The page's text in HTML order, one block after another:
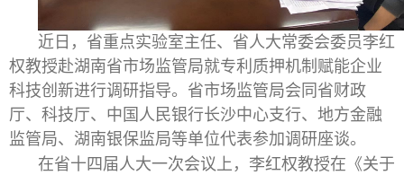
近日，省重点实验室主任、省人大常委会委员李红
权教授赴湖南省市场监管局就专利质押机制赋能企业
科技创新进行调研指导。省市场监管局会同省财政
厅、科技厅、中国人民银行长沙中心支行、地方金融
监管局、湖南银保监局等单位代表参加调研座谈。
在省十四届人大一次会议上，李红权教授在《关于